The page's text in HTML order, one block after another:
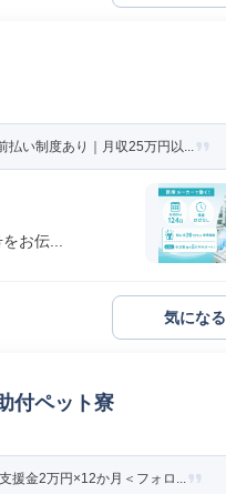
払い制度あり｜月収25万円以...
お伝...
気になる
付ペット寮
援金2万円×12か月＜フォロ...